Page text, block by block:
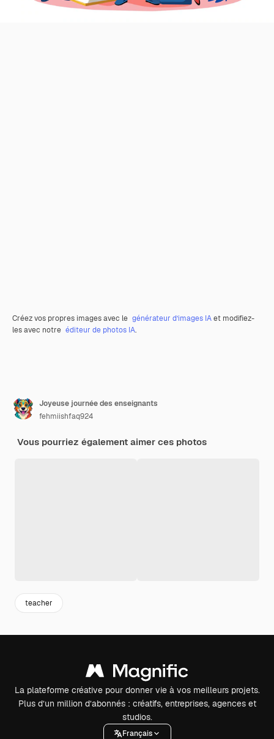
Créez vos propres images avec le générateur d’images IAet modifiez-
les avec notre éditeur de photos IA.
Joyeuse journée des enseignants
fehmiishfaq924
Vous pourriez également aimer ces photos
teacher
La plateforme créative pour donner vie à vos meilleurs projets.
Plus d’un million d’abonnés : créatifs, entreprises, agences et
studios.
Français